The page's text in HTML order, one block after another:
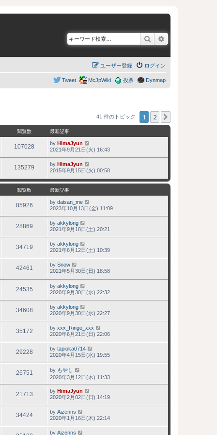
検索
ログイン
ユーザー登録
Dynmap
投票
McJpWiki
Tweet
41 件のトピック 1 2
閲覧数 最新記事
107028 by HimaJyun
2021年9月21日(火) 16:43
135279 by HimaJyun
2015年9月15日(火) 00:58
閲覧数 最新記事
85926 by daisan_me
2023年10月13日(金) 11:09
28869 by akkylong
2021年9月18日(土) 20:21
34719 by akkylong
2021年6月12日(土) 10:39
42461 by Snow
2021年5月30日(日) 18:58
24535 by akkylong
2020年9月30日(水) 22:32
34608 by akkylong
2020年9月30日(水) 22:27
35172 by xxx_Ringo_xxx
2020年6月21日(日) 22:06
29228 by tapioka0714
2020年4月15日(水) 19:55
26751 by もやし
2020年3月12日(木) 11:33
21713 by HimaJyun
2020年2月02日(日) 14:19
34424 by Aizenns
2020年1月16日(木) 22:14
by Aizenns